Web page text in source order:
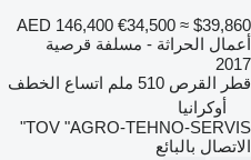
AED 146,400 €34,500 ≈ $39,860
أعمال الحراثة - مسلفة قرصية
2017
قطر القرص 510 ملم اتساع الخطف
أوكرانيا
TOV "AGRO-TEHNO-SERVIS"
الاتصال بالبائع